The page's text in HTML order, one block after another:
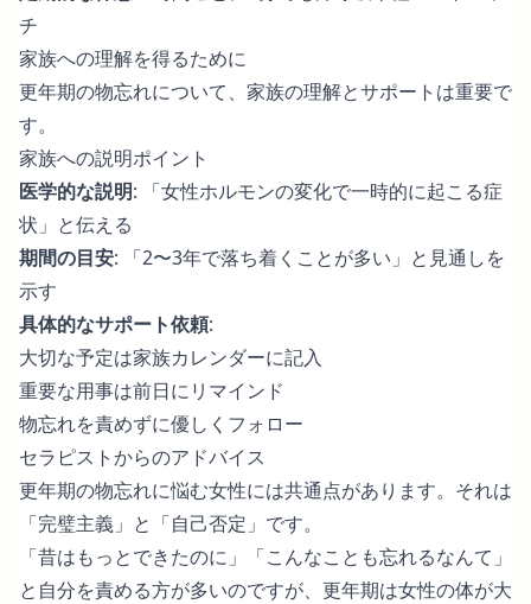
チ
家族への理解を得るために
更年期の物忘れについて、家族の理解とサポートは重要で
す。
家族への説明ポイント
医学的な説明: 「女性ホルモンの変化で一時的に起こる症
状」と伝える
期間の目安: 「2〜3年で落ち着くことが多い」と見通しを
示す
具体的なサポート依頼:
大切な予定は家族カレンダーに記入
重要な用事は前日にリマインド
物忘れを責めずに優しくフォロー
セラピストからのアドバイス
更年期の物忘れに悩む女性には共通点があります。それは
「完璧主義」と「自己否定」です。
「昔はもっとできたのに」「こんなことも忘れるなんて」
と自分を責める方が多いのですが、更年期は女性の体が大